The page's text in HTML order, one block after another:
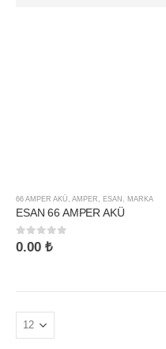
66 AMPER AKÜ AMPER ESAN MARKA
ESAN 66 AMPER AKÜ
05 üzerinden
0.00 ₺